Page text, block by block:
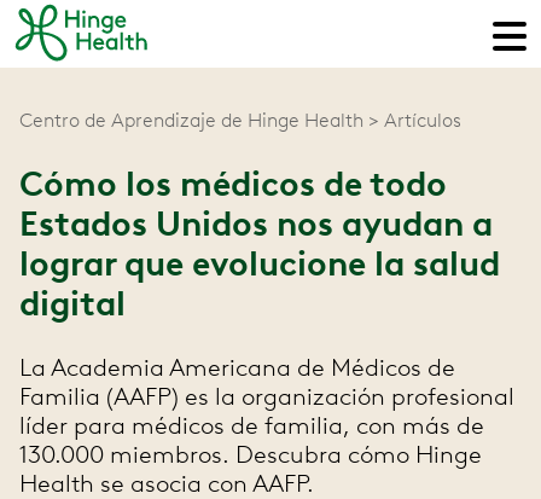
Centro de Aprendizaje de Hinge Health Artículos
Cómo los médicos de todo
Estados Unidos nos ayudan a
lograr que evolucione la salud
digital
La Academia Americana de Médicos de
Familia (AAFP) es la organización profesional
líder para médicos de familia, con más de
130.000 miembros. Descubra cómo Hinge
Health se asocia con AAFP.